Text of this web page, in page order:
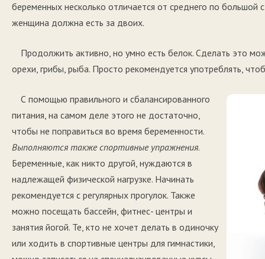
беременных несколько отличается от среднего по
женщина должна есть за двоих.
Продолжить активно, но умно есть белок. Сделать это
орехи, грибы, рыба. Просто рекомендуется употреблять,
С помощью правильного и сбалансированного
питания, на самом деле этого не достаточно,
чтобы не поправиться во время беременности.
Выполняются также спортивные упражнения.
Беременные, как никто другой, нуждаются в
надлежащей физической нагрузке. Начинать
рекомендуется с регулярных прогулок. Также
можно посещать бассейн, фитнес- центры и
занятия йогой. Те, кто не хочет делать в одиночку
или ходить в спортивные центры для гимнастики,